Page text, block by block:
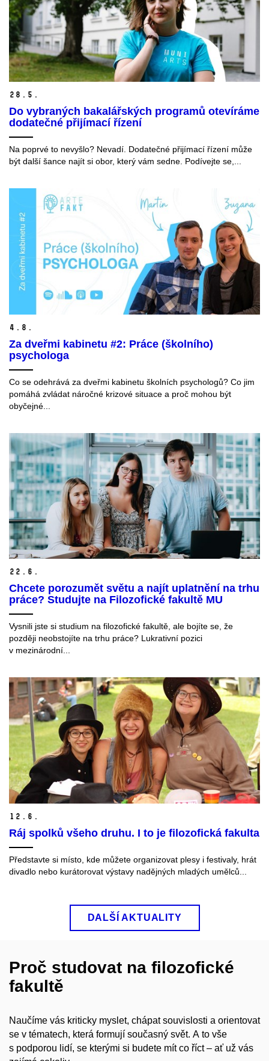
28. 5.
Do vybraných bakalářských programů otevíráme
dodatečné přijímací řízení
Na poprvé to nevyšlo? Nevadí. Dodatečné přijímací řízení může
být další šance najít si obor, který vám sedne. Podívejte se,...
4. 8.
Za dveřmi kabinetu #2: Práce (školního)
psychologa
Co se odehrává za dveřmi kabinetu školních psychologů? Co jim
pomáhá zvládat náročné krizové situace a proč mohou být
obyčejné...
22. 6.
Chcete porozumět světu a najít uplatnění na trhu
práce? Studujte na Filozofické fakultě MU
Vysnili jste si studium na filozofické fakultě, ale bojíte se, že
později neobstojíte na trhu práce? Lukrativní pozici
v mezinárodní...
12. 6.
Ráj spolků všeho druhu. I to je filozofická fakulta
Představte si místo, kde můžete organizovat plesy i festivaly, hrát
divadlo nebo kurátorovat výstavy nadějných mladých umělců...
DALŠÍ AKTUALITY
Proč studovat na filozofické
fakultě
Naučíme vás kriticky myslet, chápat souvislosti a orientovat
se v tématech, která formují současný svět. A to vše
s podporou lidí, se kterými si budete mít co říct – ať už vás